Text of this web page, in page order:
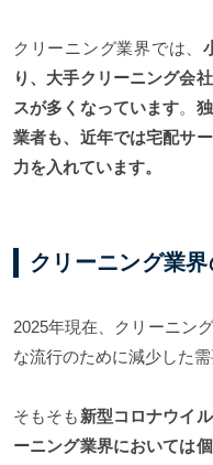
クリーニング業界では、
り、大手クリーニング会
スが多くなっています。
業者も、近年では宅配サ
力を入れています。
クリーニング業
2025年現在、クリーニン
な流行のために減少した
そもそも 新型コロナウイ
ーニング業界においては